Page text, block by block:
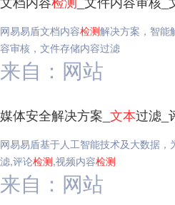
网易易盾文档内容检测解决方案，智能
容审核，文件存储内容过滤
来自：网站
媒体安全解决方案_ 文本过滤_
网易易盾基于人工智能技术及大数据
滤,评论检测,视频内容检测
来自：网站